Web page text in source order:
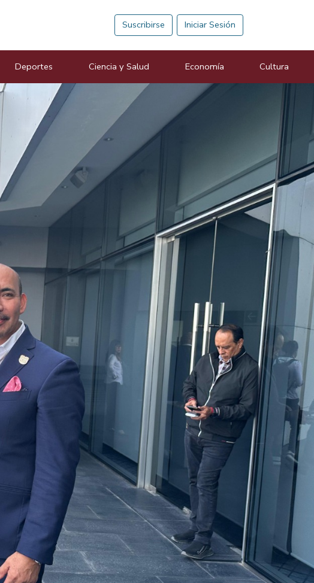
Suscribirse Iniciar Sesión
Deportes Ciencia y Salud Economía Cultura